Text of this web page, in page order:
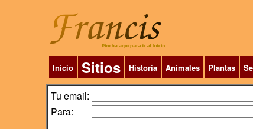
Inicio Sitios Historia Animales Plantas
Tu email:
Para: